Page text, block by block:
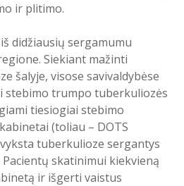
veiklos modelio diegimas
sveikatos centre“
centro veikloje
priežiūros įstaigų
and community Psychiatric
ir plitimo.
didžiausių sergamumu
Siekiant mažinti
šalyje, visose savivaldybėse
stebimo trumpo tuberkuliozės
tiesiogiai stebimo
(toliau – DOTS
tuberkulioze sergantys
skatinimui kiekvieną
ir išgerti vaistus